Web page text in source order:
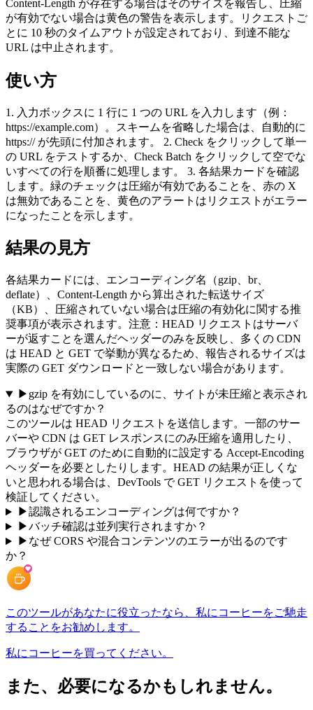
Content-Length が存在する場合はそのサイズを報告し、圧縮
が有効でない場合は黄色の警告を表示します。リクエストご
とに 10 秒のタイムアウトが設定されており、到達不能な
URL は中止されます。
使い方
1. 入力ボックスに 1 行に 1 つの URL を入力します（例：
https://example.com）。スキームを省略した場合は、自動的に
https:// が先頭に付加されます。 2. Check をクリックして単一
の URL をテストするか、Check Batch をクリックして空でな
いすべての行を順番に処理します。 3. 各結果カードを確認
します。緑のチェックは圧縮が有効であることを、赤の X
は無効であることを、黄色のアラートはリクエストがエラー
になったことを示します。
結果の見方
各結果カードには、エンコーディング名（gzip、br、
deflate）、Content-Length から算出された転送サイズ
（KB）、圧縮されていない場合は圧縮の有効化に関する推
奨事項が表示されます。注意：HEAD リクエストはサーバ
ーが返すことを選んだヘッダーのみを反映し、多くの CDN
は HEAD と GET で挙動が異なるため、報告されるサイズは
実際の GET ダウンロードと一致しない場合があります。
▶ gzip を有効にしているのに、サイトが未圧縮と表示され
るのはなぜですか？
このツールは HEAD リクエストを送信します。一部のサー
バーや CDN は GET レスポンスにのみ圧縮を適用したり、
ブラウザが GET のために自動的に設定する Accept-Encoding
ヘッダーを必要としたりします。HEAD の結果が正しくな
いと思われる場合は、DevTools で GET リクエストを使って
検証してください。
▶認識されるエンコーディングは何ですか？
▶バッチ確認は並列実行されますか？
▶ なぜ CORS や混合コンテンツのエラーが出るのです
か？
このツールがあなたに役立ったなら、私にコーヒーをご馳走
することをお勧めします。
私にコーヒーを買ってください。
また、必要になるかもしれません。